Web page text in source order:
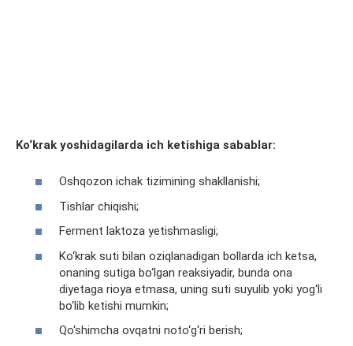
Ko‘krak yoshidagilarda ich ketishiga sabablar:
Oshqozon ichak tizimining shakllanishi;
Tishlar chiqishi;
Ferment laktoza yetishmasligi;
Ko‘krak suti bilan oziqlanadigan bollarda ich ketsa,
onaning sutiga bo‘lgan reaksiyadir, bunda ona
diyetaga rioya etmasa, uning suti suyulib yoki yog‘li
bo‘lib ketishi mumkin;
Qo‘shimcha ovqatni noto‘g‘ri berish;